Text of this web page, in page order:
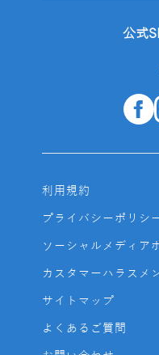
公式
利用規約
プライバシーポリシ
ソーシャルメディア
カスタマーハラスメ
サイトマップ
よくあるご質問